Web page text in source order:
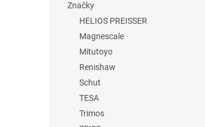
Značky
HELIOS PREISSER
Magnescale
Mitutoyo
Renishaw
Schut
TESA
Trimos